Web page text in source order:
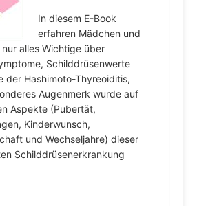
In diesem E-Book
erfahren Mädchen und
alles Wichtige über
Schilddrüsenwerte
der Hashimoto-Thyreoiditis,
Augenmerk wurde auf
Aspekte (Pubertät,
Kinderwunsch,
und Wechseljahre) dieser
Schilddrüsenerkrankung